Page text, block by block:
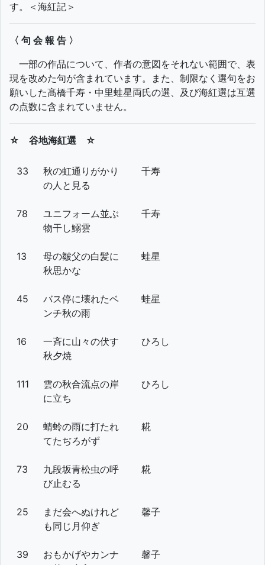
す。＜海紅記＞
〈 句 会 報 告 〉
一部の作品について、作者の意図をそれない範囲で、表
現を改めた句が含まれています。また、制限なく選句をお
願いした髙橋千寿・中里蛙星両氏の選、及び海紅選は互選
の点数に含まれていません。
☆ 谷地海紅選 ☆
33
秋の虹通りがかり
の人と見る
千寿
78
ユニフォーム並ぶ
物干し鰯雲
千寿
13
母の皺父の白髪に
秋思かな
蛙星
45
バス停に壊れたベ
ンチ秋の雨
蛙星
16
一斉に山々の伏す
秋夕焼
ひろし
111
雲の秋合流点の岸
に立ち
ひろし
20
蜻蛉の雨に打たれ
てたぢろがず
糀
73
九段坂青松虫の呼
び止むる
糀
25
まだ会へぬけれど
も同じ月仰ぎ
馨子
39
おもかげやカンナ
馨子